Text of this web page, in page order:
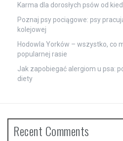
Karma dla dorosłych psów od
Poznaj psy pociągowe: psy
kolejowej
Hodowla Yorków – wszystko, co
popularnej rasie
Jak zapobiegać alergiom u psa:
diety
Recent Comments